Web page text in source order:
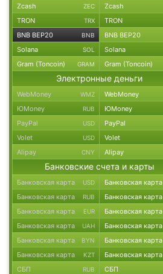
Zcash ZEC Zcash
TRON TRX TRON
BNB BEP20 BNB BNB BEP20
Solana SOL Solana
Gram (Toncoin) GRAM Gram (Toncoin)
Электронные деньги
WebMoney WMZ WebMoney
ЮMoney RUB ЮMoney
PayPal USD PayPal
Volet USD Volet
Alipay CNY Alipay
Банковские счета и карты
Банковская карта USD Банковская карта
Банковская карта RUB Банковская карта
Банковская карта EUR Банковская карта
Банковская карта UAH Банковская карта
Банковская карта BYN Банковская карта
Банковская карта KZT Банковская карта
СБП RUB СБП